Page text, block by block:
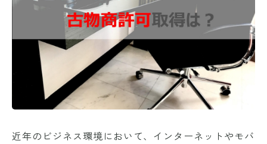
近年のビジネス環境において、インターネットやモバ